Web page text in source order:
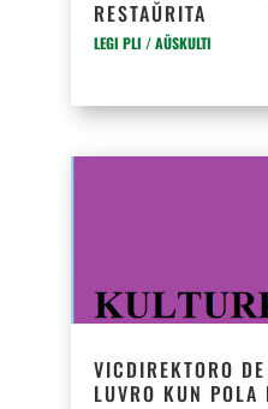
RESTAŬRITA
LEGI PLI / AŬSKULTI
VICDIREKTORO
LUVRO KUN POLA